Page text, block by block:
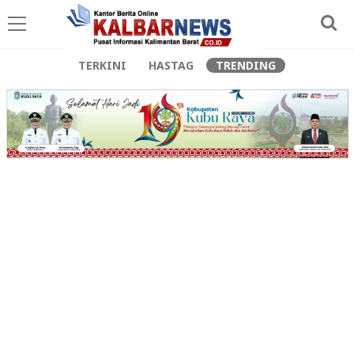
TERKINI HASTAG TRENDING